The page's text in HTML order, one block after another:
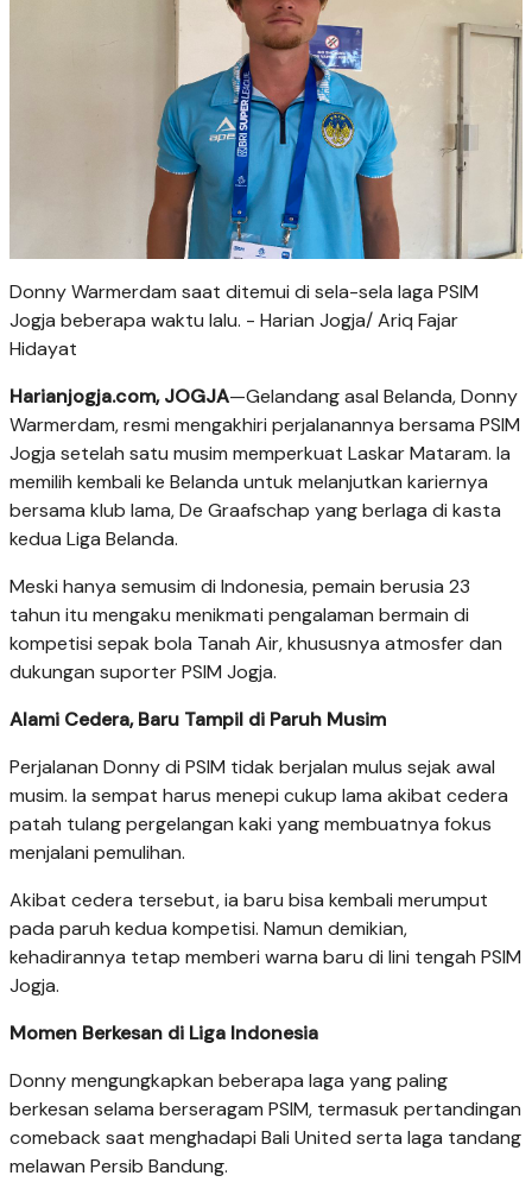
Donny Warmerdam saat ditemui di sela-sela laga PSIM
Jogja beberapa waktu lalu. - Harian Jogja/ Ariq Fajar
Hidayat
Harianjogja.com, JOGJA—Gelandang asal Belanda, Donny
Warmerdam, resmi mengakhiri perjalanannya bersama PSIM
Jogja setelah satu musim memperkuat Laskar Mataram. Ia
memilih kembali ke Belanda untuk melanjutkan kariernya
bersama klub lama, De Graafschap yang berlaga di kasta
kedua Liga Belanda.
Meski hanya semusim di Indonesia, pemain berusia 23
tahun itu mengaku menikmati pengalaman bermain di
kompetisi sepak bola Tanah Air, khususnya atmosfer dan
dukungan suporter PSIM Jogja.
Alami Cedera, Baru Tampil di Paruh Musim
Perjalanan Donny di PSIM tidak berjalan mulus sejak awal
musim. Ia sempat harus menepi cukup lama akibat cedera
patah tulang pergelangan kaki yang membuatnya fokus
menjalani pemulihan.
Akibat cedera tersebut, ia baru bisa kembali merumput
pada paruh kedua kompetisi. Namun demikian,
kehadirannya tetap memberi warna baru di lini tengah PSIM
Jogja.
Momen Berkesan di Liga Indonesia
Donny mengungkapkan beberapa laga yang paling
berkesan selama berseragam PSIM, termasuk pertandingan
comeback saat menghadapi Bali United serta laga tandang
melawan Persib Bandung.